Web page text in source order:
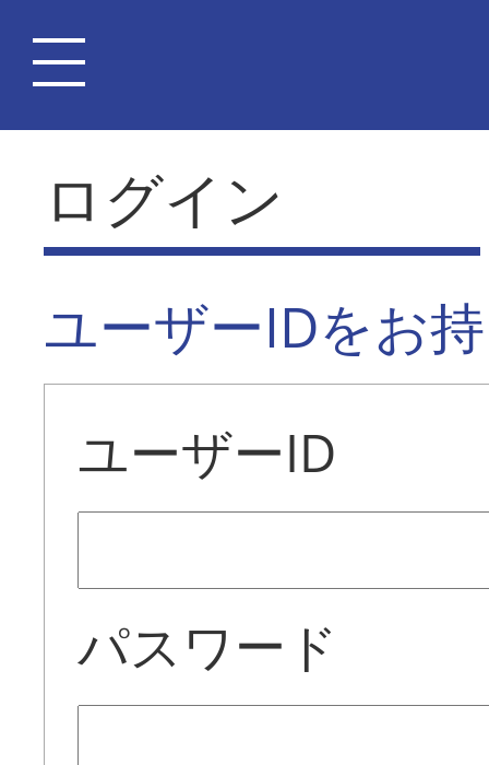
ログイン
ユーザーIDをお
ユーザーID
パスワード